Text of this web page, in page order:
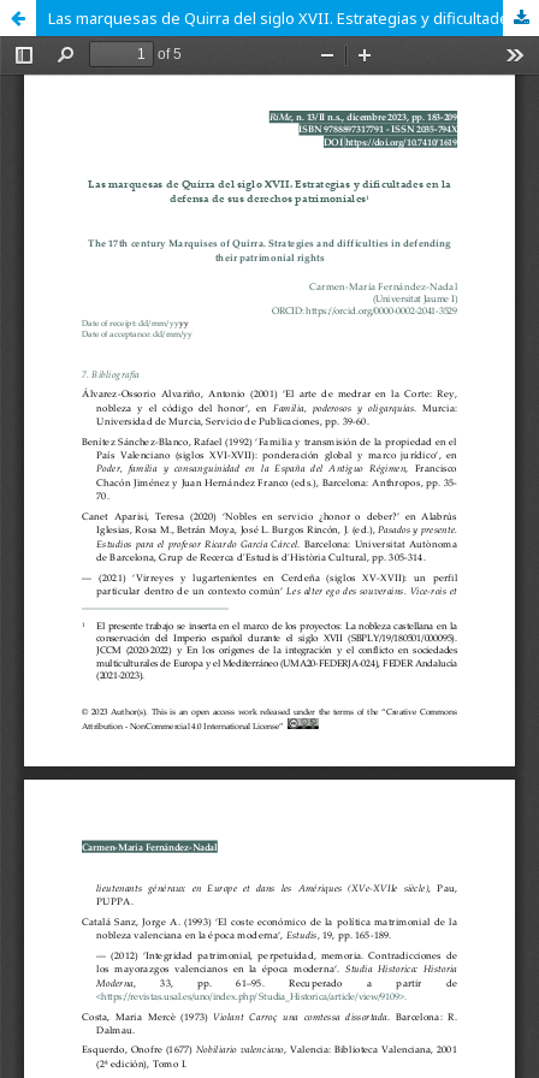
Las marquesas de Quirra del siglo XVII. Estrategias y dificultades en la defensa de sus derechos patrimoniales